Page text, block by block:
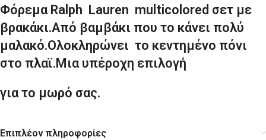
Φόρεμα Ralph Lauren multicolored σετ με
βρακάκι.Από βαμβάκι που το κάνει πολύ
μαλακό.Ολοκληρώνει το κεντημένο πόνι
στο πλαϊ.Μια υπέροχη επιλογή
για το μωρό σας.
Επιπλέον πληροφορίες